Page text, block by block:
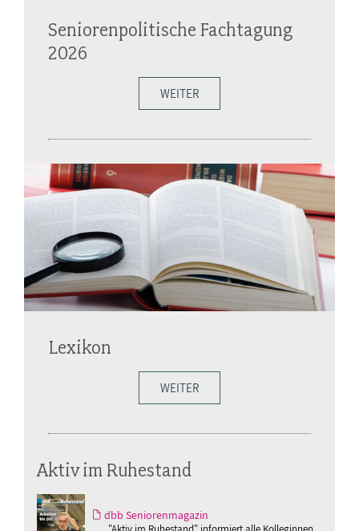
Seniorenpolitische Fachtagung
2026
WEITER
Lexikon
WEITER
Aktiv im Ruhestand
dbb Seniorenmagazin